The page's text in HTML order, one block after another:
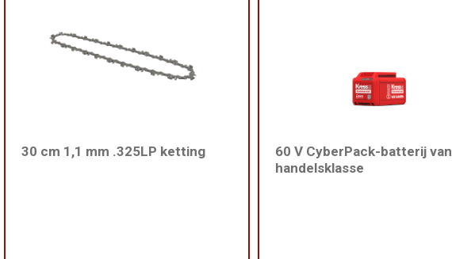
30 cm 1,1 mm .325LP ketting
60 V CyberPack-batterij van
handelsklasse